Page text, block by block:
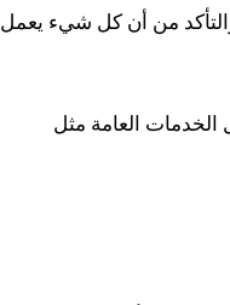
والتأكد من أن كل شيء يعمل
الخدمات العامة مثل